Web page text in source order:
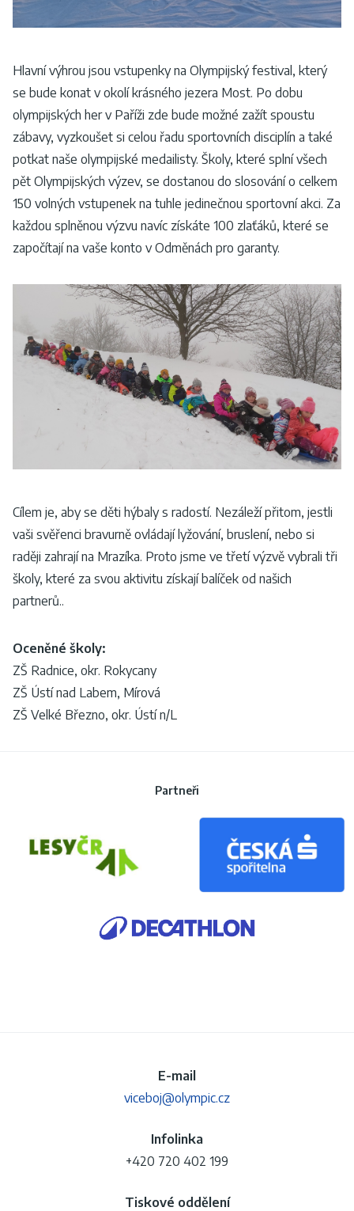
Hlavní výhrou jsou vstupenky na Olympijský festival, který
se bude konat v okolí krásného jezera Most. Po dobu
olympijských her v Paříži zde bude možné zažít spoustu
zábavy, vyzkoušet si celou řadu sportovních disciplín a také
potkat naše olympijské medailisty. Školy, které splní všech
pět Olympijských výzev, se dostanou do slosování o celkem
150 volných vstupenek na tuhle jedinečnou sportovní akci. Za
každou splněnou výzvu navíc získáte 100 zlaťáků, které se
započítají na vaše konto v Odměnách pro garanty.
Cílem je, aby se děti hýbaly s radostí. Nezáleží přitom, jestli
vaši svěřenci bravurně ovládají lyžování, bruslení, nebo si
raději zahrají na Mrazíka. Proto jsme ve třetí výzvě vybrali tři
školy, které za svou aktivitu získají balíček od našich
partnerů..
Oceněné školy:
ZŠ Radnice, okr. Rokycany
ZŠ Ústí nad Labem, Mírová
ZŠ Velké Březno, okr. Ústí n/L
Partneři
E-mail
viceboj@olympic.cz
Infolinka
+420 720 402 199
Tiskové oddělení